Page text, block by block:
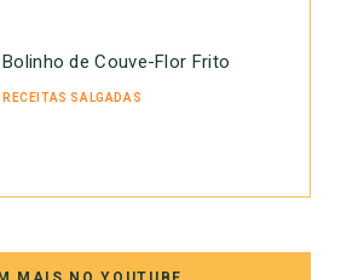
Bolinho de Couve-Flor Frito
RECEITAS SALGADAS